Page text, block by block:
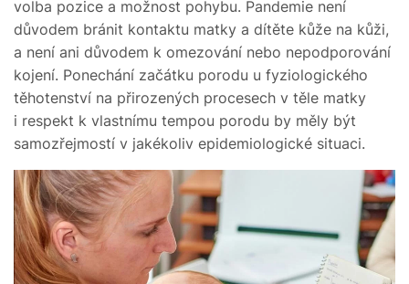
volba pozice a možnost pohybu. Pandemie není
důvodem bránit kontaktu matky a dítěte kůže na kůži,
a není ani důvodem k omezování nebo nepodporování
kojení. Ponechání začátku porodu u fyziologického
těhotenství na přirozených procesech v těle matky
i respekt k vlastnímu tempou porodu by měly být
samozřejmostí v jakékoliv epidemiologické situaci.